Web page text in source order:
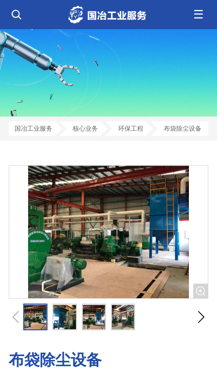
☰
公司简介
发展历程
核心业务
电气工程
管道工程
环保工程
净化工程
自动化工程
工程案例
芯片 • 半导体
航天 • 低空
新能源 • 储能
量子 • 脑机
其它
公司动态
安装教程
工业百科
联系我们
全部
机电
国冶工业服务 核心业务 环保工程 布袋除尘设备
布袋除尘设备